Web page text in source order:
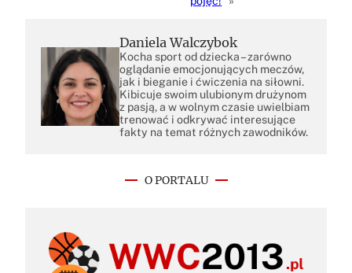
Daniela Walczybok
Kocha sport od dziecka – zarówno
oglądanie emocjonujących meczów,
jak i bieganie i ćwiczenia na siłowni.
Kibicuje swoim ulubionym drużynom
z pasją, a w wolnym czasie uwielbiam
trenować i odkrywać interesujące
fakty na temat różnych zawodników.
O PORTALU